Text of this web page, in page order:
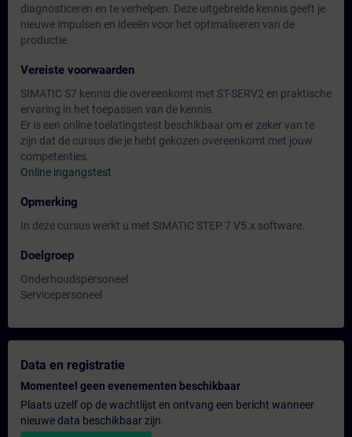
diagnosticeren en te verhelpen. Deze uitgebreide kennis geeft je
nieuwe impulsen en ideeën voor het optimaliseren van de
productie.
Vereiste voorwaarden
SIMATIC S7 kennis die overeenkomt met ST-SERV2 en praktische
ervaring in het toepassen van de kennis.
Er is een online toelatingstest beschikbaar om er zeker van te
zijn dat de cursus die je hebt gekozen overeenkomt met jouw
competenties.
Online ingangstest
Opmerking
In deze cursus werkt u met SIMATIC STEP 7 V5.x software.
Doelgroep
Onderhoudspersoneel
Servicepersoneel
Data en registratie
Momenteel geen evenementen beschikbaar
Plaats uzelf op de wachtlijst en ontvang een bericht wanneer
nieuwe data beschikbaar zijn.